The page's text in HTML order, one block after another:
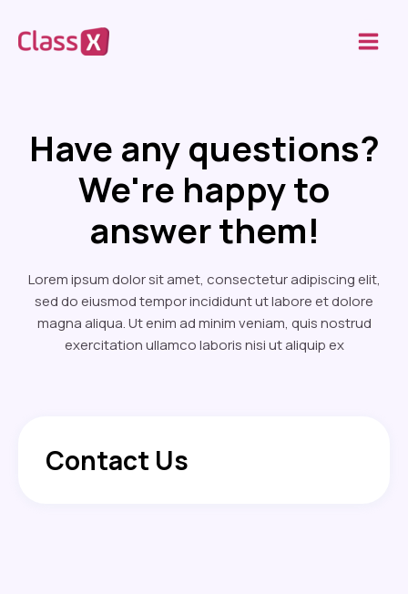
content
Have any questions?
We're happy to
answer them!
Lorem ipsum dolor sit amet, consectetur adipiscing elit,
sed do eiusmod tempor incididunt ut labore et dolore
magna aliqua. Ut enim ad minim veniam, quis nostrud
exercitation ullamco laboris nisi ut aliquip ex
Contact Us